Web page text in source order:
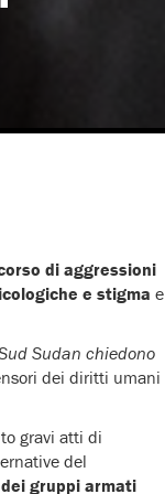
di aggressioni
e stigma e
Sudan chiedono
dei diritti umani
gravi atti di
del
dei gruppi armati